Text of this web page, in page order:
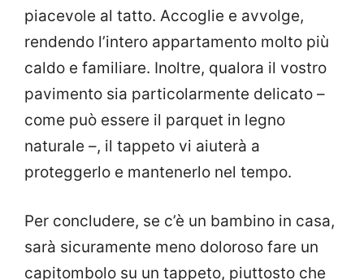
piacevole al tatto. Accoglie e avvolge,
rendendo l’intero appartamento molto più
caldo e familiare. Inoltre, qualora il vostro
pavimento sia particolarmente delicato –
come può essere il parquet in legno
naturale –, il tappeto vi aiuterà a
proteggerlo e mantenerlo nel tempo.
Per concludere, se c’è un bambino in casa,
sarà sicuramente meno doloroso fare un
capitombolo su un tappeto, piuttosto che